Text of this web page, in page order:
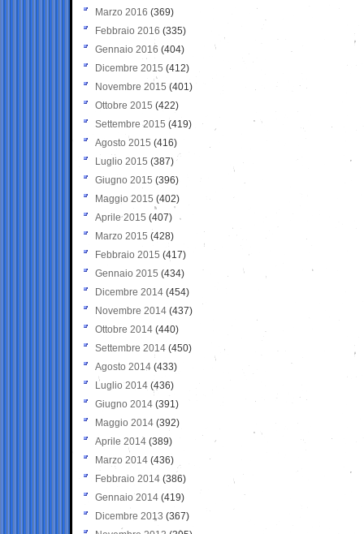
Marzo 2016 (369)
Febbraio 2016 (335)
Gennaio 2016 (404)
Dicembre 2015 (412)
Novembre 2015 (401)
Ottobre 2015 (422)
Settembre 2015 (419)
Agosto 2015 (416)
Luglio 2015 (387)
Giugno 2015 (396)
Maggio 2015 (402)
Aprile 2015 (407)
Marzo 2015 (428)
Febbraio 2015 (417)
Gennaio 2015 (434)
Dicembre 2014 (454)
Novembre 2014 (437)
Ottobre 2014 (440)
Settembre 2014 (450)
Agosto 2014 (433)
Luglio 2014 (436)
Giugno 2014 (391)
Maggio 2014 (392)
Aprile 2014 (389)
Marzo 2014 (436)
Febbraio 2014 (386)
Gennaio 2014 (419)
Dicembre 2013 (367)